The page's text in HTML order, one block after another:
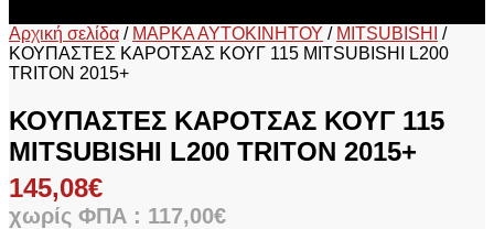
Αρχική σελίδα / ΜΑΡΚΑ ΑΥΤΟΚΙΝΗΤΟΥ / MITSUBISHI
/
ΚΟΥΠΑΣΤΕΣ ΚΑΡΟΤΣΑΣ ΚΟΥΓ 115 MITSUBISHI L200
TRITON 2015+
ΚΟΥΠΑΣΤΕΣ ΚΑΡΟΤΣΑΣ ΚΟΥΓ 115
MITSUBISHI L200 TRITON 2015+
145,08€
χωρίς ΦΠΑ : 117,00€